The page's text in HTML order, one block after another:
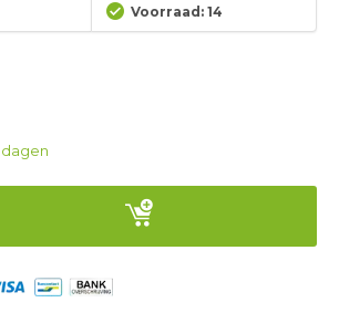
Voorraad: 14
dagen